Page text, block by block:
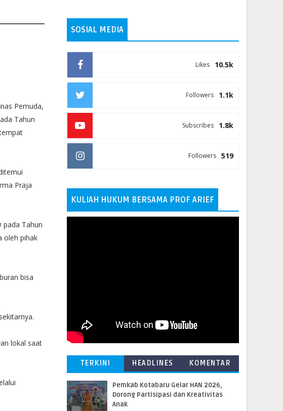
Pemuda,
Tahun
Praja
pada Tahun
oleh pihak
bisa
lokal saat
SOSIAL MEDIA
10.5k
Likes
1.1k
Followers
1.8k
Subscribes
519
Followers
KULIAH HUKUM BERSAMA PROF ARIEF
TERKINI HEADLINES KOMENTAR
Pemkab Kotabaru Gelar HAN 2026,
Dorong Partisipasi dan Kreativitas
Anak